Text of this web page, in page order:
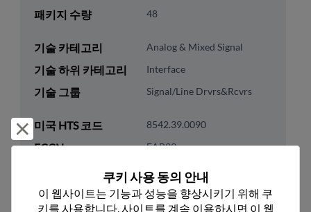
패키지 수량 48
기술 카테고리 Analog & Mixed Signal
기술 하위 카테고리 Interface
기술 그룹 Signal/Line Drvrs&Rcvrs
미국 HTS 코드 8542.39.0090
ECCN EAR99
거부 및 닫기
쿠키 사용 동의 안내
이 웹사이트는 기능과 성능을 향상시키기 위해 쿠
키를 사용합니다. 사이트를 계속 이용하시면 이 웹